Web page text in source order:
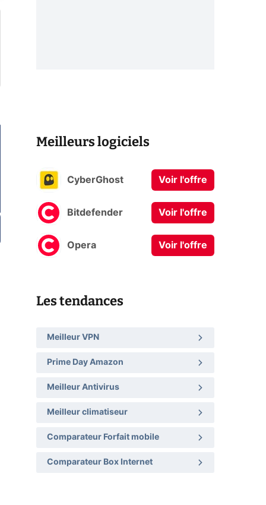
Meilleurs logiciels
CyberGhost Voir l'offre
Bitdefender Voir l'offre
Opera Voir l'offre
Les tendances
Meilleur VPN
Prime Day Amazon
Meilleur Antivirus
Meilleur climatiseur
Comparateur Forfait mobile
Comparateur Box Internet